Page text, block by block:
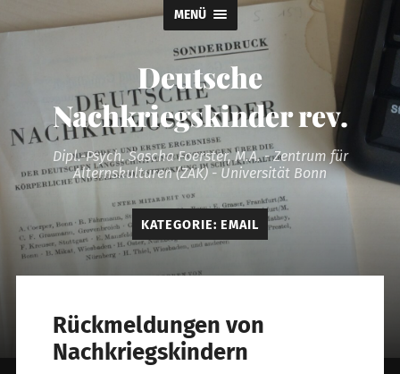
MENÜ
Deutsche
Nachkriegskinder rev.
Dipl.-Psych. Sascha Foerster, M.A. - Zentrum für
Alternskulturen (ZAK) - Universität Bonn
KATEGORIE: EMAIL
Rückmeldungen von
Nachkriegskindern